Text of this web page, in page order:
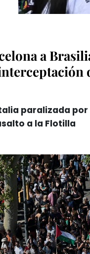
a
paralizada
a la Flotilla